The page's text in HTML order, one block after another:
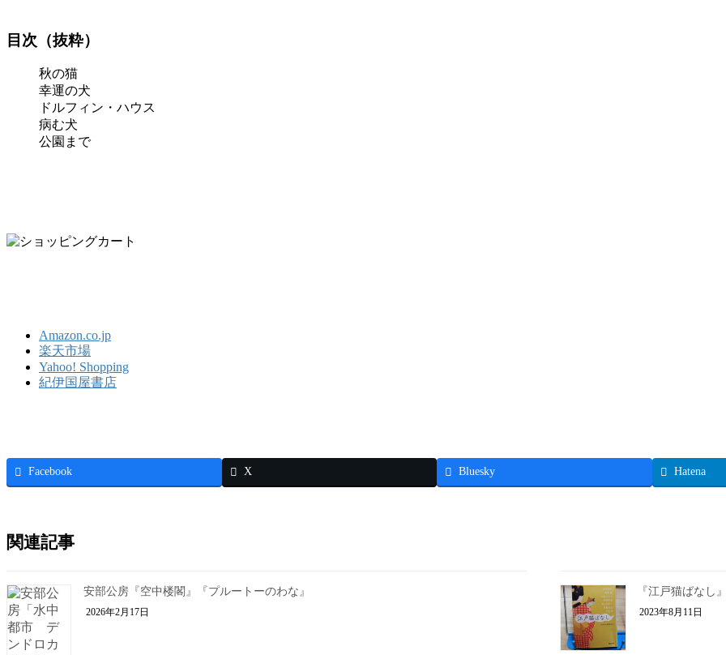
目次（抜粋）
秋の猫
幸運の犬
ドルフィン・ハウス
病む犬
公園まで
Amazon.co.jp
楽天市場
Yahoo! Shopping
紀伊国屋書店
Facebook X Bluesky Hatena
関連記事
安部公房『空中楼閣』『プルートーのわな』
2026年2月17日
『江戸猫ばなし』
2023年8月11日